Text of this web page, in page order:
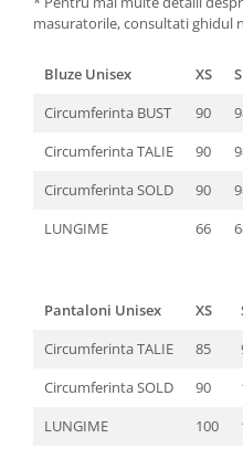
masuratorile, consultati ghidul
Bluze Unisex XS S
Circumferinta BUST
90
Circumferinta TALIE
90
Circumferinta SOLD
90
LUNGIME
66
Pantaloni Unisex XS
Circumferinta TALIE
85
Circumferinta SOLD
90
LUNGIME
100